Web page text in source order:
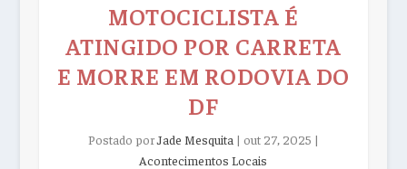
MOTOCICLISTA É
ATINGIDO POR CARRETA
E MORRE EM RODOVIA DO
DF
Postado porJade Mesquita | out 27, 2025 |
Acontecimentos Locais